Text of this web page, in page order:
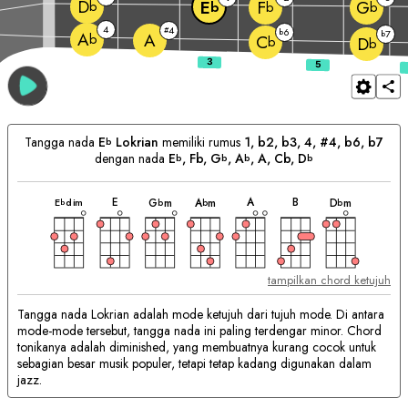
Ab 4 A #4
Cb
b6
Db
b7
Db Eb Fb Gb
Tangga nada Eb Lokrian memiliki rumus 1, b2, b3, 4, #4, b6, b7
dengan nada Eb, Fb, Gb, Ab, A, Cb, Db
Ebdim
chord
E
chord
Gbm
chord
Abm
chord
A
chord
B
chord
Dbm
chord
tampilkan chord ketujuh
Tangga nada Lokrian adalah mode ketujuh dari tujuh mode. Di antara
mode-mode tersebut, tangga nada ini paling terdengar minor. Chord
tonikanya adalah diminished, yang membuatnya kurang cocok untuk
sebagian besar musik populer, tetapi tetap kadang digunakan dalam
jazz.